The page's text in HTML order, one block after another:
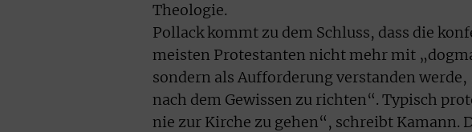
Theologie.
Pollack kommt zu dem Schluss, dass die
meisten Protestanten nicht mehr mit
sondern als Aufforderung verstanden
nach dem Gewissen zu richten“. Typisch
nie zur Kirche zu gehen“, schreibt Kamann.